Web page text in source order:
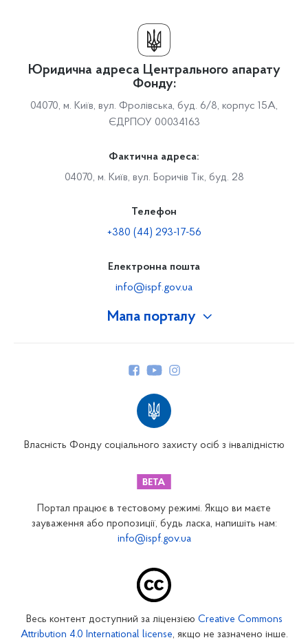
Мапа порталу
Закарпатське відділення
Запорізьке відділення
Кіровоградське відділення
Юридична адреса Центрального апарату
Фонду:
04070, м. Київ, вул. Фролівська, буд. 6/8, корпус 15А,
ЄДРПОУ 00034163
Фактична адреса:
04070, м. Київ, вул. Боричів Тік, буд. 28
Телефон
+380 (44) 293-17-56
Електронна пошта
info@ispf.gov.ua
Власність Фонду соціального захисту осіб з інвалідністю
Портал працює в тестовому режимі. Якщо ви маєте
зауваження або пропозиції, будь ласка, напишіть нам:
info@ispf.gov.ua
Весь контент доступний за ліцензією Creative Commons
Attribution 4.0 International license, якщо не зазначено інше.